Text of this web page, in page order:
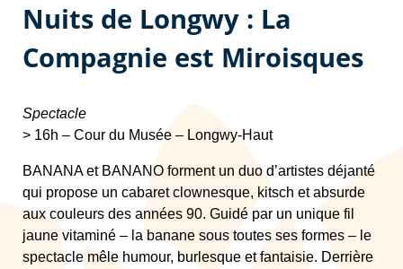
Nuits de Longwy : La
Compagnie est Miroisques
Spectacle
> 16h – Cour du Musée – Longwy-Haut
BANANA et BANANO forment un duo d’artistes déjanté
qui propose un cabaret clownesque, kitsch et absurde
aux couleurs des années 90. Guidé par un unique fil
jaune vitaminé – la banane sous toutes ses formes – le
spectacle mêle humour, burlesque et fantaisie. Derrière